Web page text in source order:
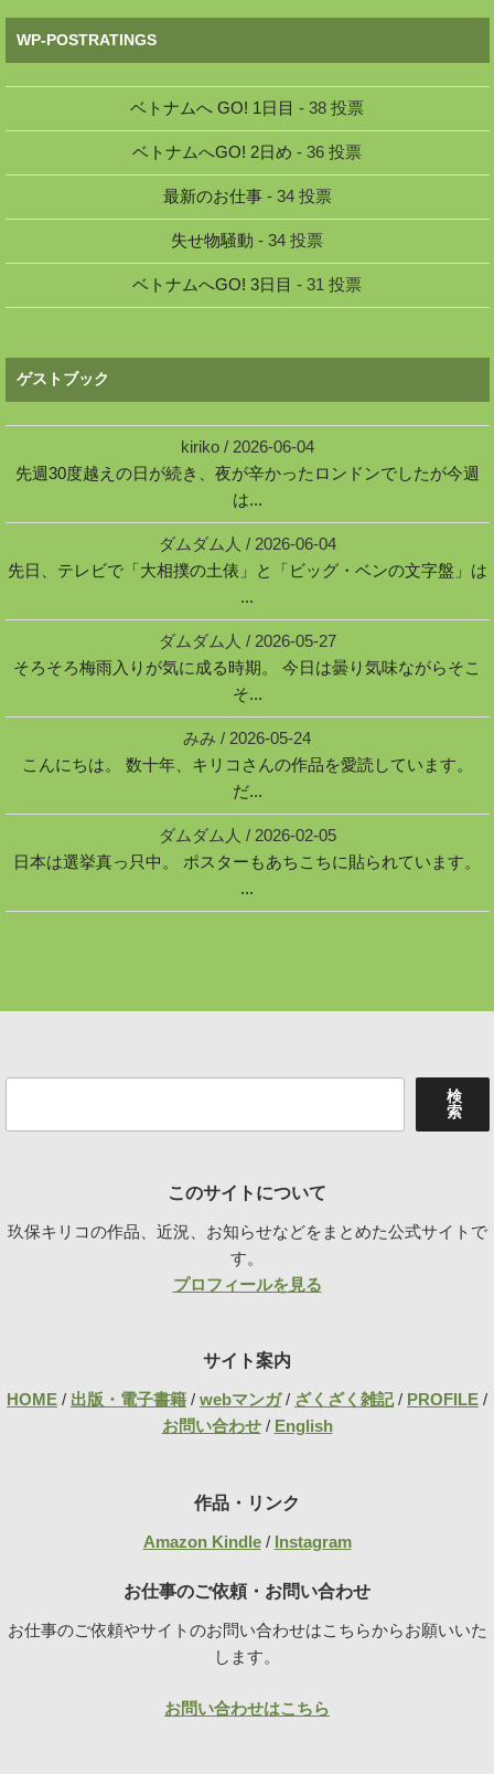
WP-POSTRATINGS
ベトナムへ GO! 1日目 - 38 投票
ベトナムへGO! 2日め - 36 投票
最新のお仕事- 34 投票
失せ物騒動 - 34 投票
ベトナムへGO! 3日目 - 31 投票
ゲストブック
kiriko/ 2026-06-04
先週30度越えの日が続き、夜が辛かったロンドンでしたが今週
は...
ダムダム人 / 2026-06-04
先日、テレビで「大相撲の土俵」と「ビッグ・ベンの文字盤」は
...
ダムダム人 / 2026-05-27
そろそろ梅雨入りが気に成る時期。 今日は曇り気味ながらそこ
そ...
みみ / 2026-05-24
こんにちは。 数十年、キリコさんの作品を愛読しています。
だ...
ダムダム人 / 2026-02-05
日本は選挙真っ只中。 ポスターもあちこちに貼られています。
...
検
索
このサイトについて
玖保キリコの作品、近況、お知らせなどをまとめた公式サイトで
す。
プロフィールを見る
サイト案内
HOME / 出版・電子書籍 / webマンガ/ ざくざく雑記/ PROFILE /
お問い合わせ/ English
作品・リンク
Amazon Kindle/ Instagram
お仕事のご依頼・お問い合わせ
お仕事のご依頼やサイトのお問い合わせはこちらからお願いいた
します。
お問い合わせはこちら